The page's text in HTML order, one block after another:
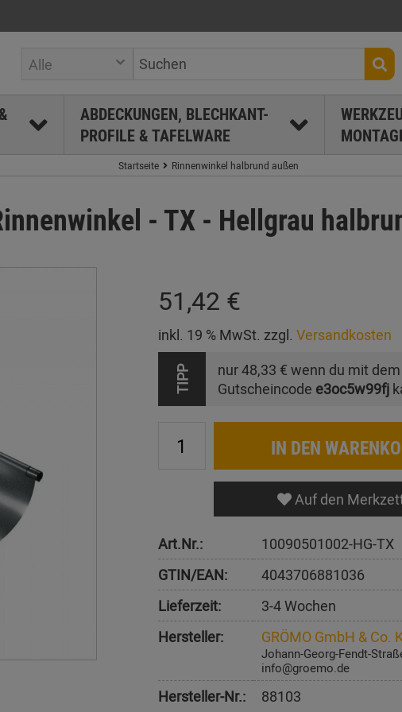
Alle
ABDECKUNGEN, BLECHKANT-
PROFILE & TAFELWARE
Startseite Rinnenwinkel halbrund außen
- TX - Hellgrau
51,42 €
inkl. 19 % MwSt. zzgl. Versandkosten
TIPP nur48,33 € wenn du mit dem
Gutscheincode e3oc5w99fj
IN DEN
Auf den
Art.Nr.:
10090501002-HG-TX
GTIN/EAN:
4043706881036
Lieferzeit:
3-4 Wochen
Hersteller:
GRÖMO GmbH & Co.
Johann-Georg-Fendt-
info@groemo.de
Hersteller-Nr.: 88103